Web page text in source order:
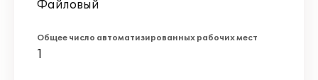
Файловый
Общее число автоматизированных рабочих мест
1